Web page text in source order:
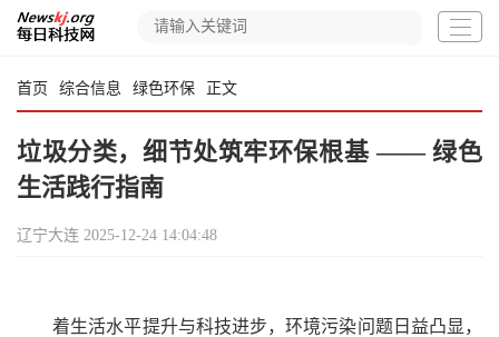
首页 综合信息 绿色环保 正文
垃圾分类，细节处筑牢环保根基 —— 绿色
生活践行指南
辽宁大连 2025-12-24 14:04:48
着生活水平提升与科技进步，环境污染问题日益凸显，